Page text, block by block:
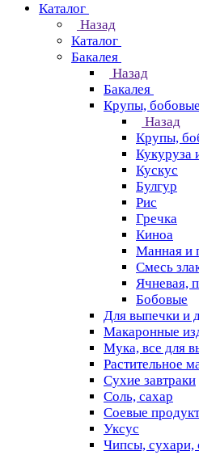
Каталог
Назад
Каталог
Бакалея
Назад
Бакалея
Крупы, бобовые
Назад
Крупы,
Кукуруза
Кускус
Булгур
Рис
Гречка
Киноа
Манная и
Смесь
Ячневая,
Бобовые
Для выпечки и
Макаронные
Мука, все для
Растительное
Сухие завтраки
Соль, сахар
Соевые
Уксус
Чипсы, сухари,